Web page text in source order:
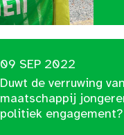
09 SEP 2022
Duwt de verruwing
maatschappij
politiek engagement?